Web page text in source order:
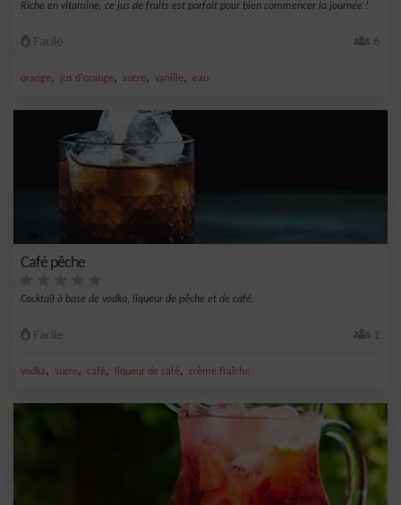
Riche en vitamine, ce jus de fruits est parfait pour bien commencer la journée !
Facile 6
orange, jus d'orange, sucre, vanille, eau
Café pêche
Cocktail à base de vodka, liqueur de pêche et de café.
Facile 1
vodka, sucre, café, liqueur de café, crème fraîche